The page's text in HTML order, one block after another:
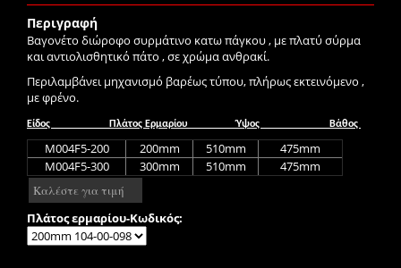
Περιγραφή
Βαγονέτο διώροφο συρμάτινο κατω πάγκου , με πλατύ σύρμα
και αντιολισθητικό πάτο , σε χρώμα ανθρακί.
Περιλαμβάνει μηχανισμό βαρέως τύπου, πλήρως εκτεινόμενο ,
με φρένο.
Είδος Πλάτος Ερμαρίου Ύψος Βάθος
M004F5-200 200mm 510mm
475mm
M004F5-300
300mm 510mm
475mm
Καλέστε για τιμή
Πλάτος ερμαρίου-Κωδικός: